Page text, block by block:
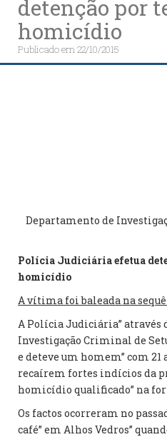
detenção por
homicídio
Publicado em22/10/2015
Departamento de
Polícia Judiciária efetua
homicídio
A vítima foi baleada na
A Polícia Judiciária” através
Investigação Criminal de
e deteve um homem” com 21
recaírem fortes indícios da
homicídio qualificado” na
Os factos ocorreram no
café” em Alhos Vedros”